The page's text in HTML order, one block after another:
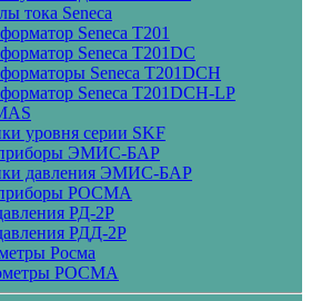
тока Seneca
Seneca T201
Seneca T201DC
Seneca T201DCH
Seneca T201DCH-LP
уровня серии SKF
ЭМИС-БАР
давления ЭМИС-БАР
РОСМА
РД-2Р
РДД-2Р
Росма
РОСМА